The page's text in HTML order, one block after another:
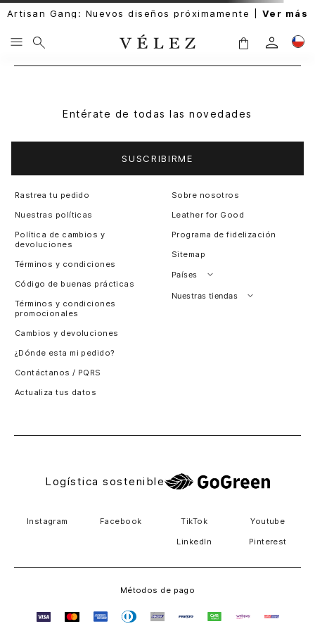
Artisan Gang: Nuevos diseños próximamente | Ver más
Entérate de todas las novedades
SUSCRIBIRME
Rastrea tu pedido
Nuestras políticas
Política de cambios y
devoluciones
Términos y condiciones
Código de buenas prácticas
Términos y condiciones
promocionales
Cambios y devoluciones
¿Dónde esta mi pedido?
Contáctanos / PQRS
Actualiza tus datos
Sobre nosotros
Leather for Good
Programa de fidelización
Sitemap
Países
Perú
Nuestras tiendas
Logística sostenible
Instagram Facebook TikTok Youtube
LinkedIn Pinterest
Métodos de pago